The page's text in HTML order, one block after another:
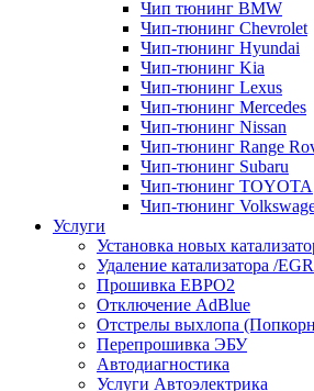
Чип тюнинг BMW
Чип-тюнинг Chevrolet
Чип-тюнинг Hyundai
Чип-тюнинг Kia
Чип-тюнинг Lexus
Чип-тюнинг Mercedes
Чип-тюнинг Nissan
Чип-тюнинг Range
Чип-тюнинг Subaru
Чип-тюнинг TOYOTA
Чип-тюнинг
Услуги
Установка новых
Удаление катализатора /EGR
Прошивка ЕВРО2
Отключение AdBlue
Отстрелы выхлопа
Перепрошивка ЭБУ
Автодиагностика
Услуги Автоэлектрика